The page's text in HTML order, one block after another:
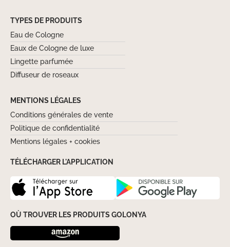
TYPES DE PRODUITS
Eau de Cologne
Eaux de Cologne de luxe
Lingette parfumée
Diffuseur de roseaux
MENTIONS LÉGALES
Conditions générales de vente
Politique de confidentialité
Mentions légales + cookies
TÉLÉCHARGER L'APPLICATION
OÙ TROUVER LES PRODUITS GOLONYA